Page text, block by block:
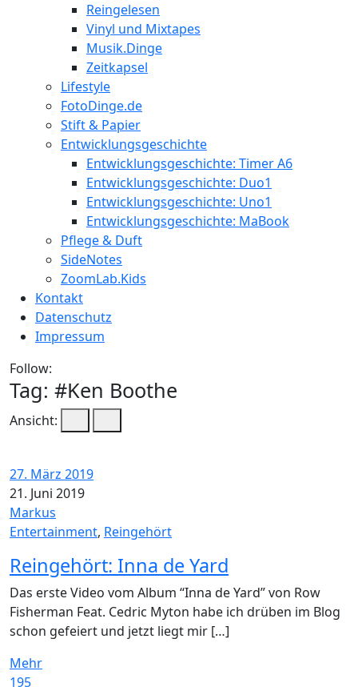
Reingelesen
Vinyl und Mixtapes
Musik.Dinge
Zeitkapsel
Lifestyle
FotoDinge.de
Stift & Papier
Entwicklungsgeschichte
Entwicklungsgeschichte: Timer A6
Entwicklungsgeschichte: Duo1
Entwicklungsgeschichte: Uno1
Entwicklungsgeschichte: MaBook
Pflege & Duft
SideNotes
ZoomLab.Kids
Kontakt
Datenschutz
Impressum
Follow:
Tag: #Ken Boothe
Ansicht:
27. März 2019
21. Juni 2019
Markus
Entertainment, Reingehört
Reingehört: Inna de Yard
Das erste Video vom Album “Inna de Yard” von Row
Fisherman Feat. Cedric Myton habe ich drüben im Blog
schon gefeiert und jetzt liegt mir […]
Mehr
195